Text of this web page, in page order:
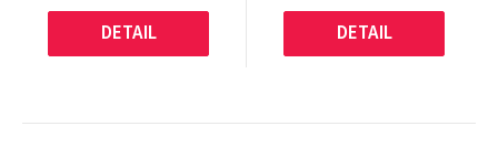
DETAIL DETAIL